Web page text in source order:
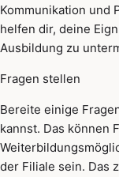
Kommunikation und
helfen dir, deine
Ausbildung zu
Fragen stellen
Bereite einige
kannst. Das können
der Filiale sein. Das